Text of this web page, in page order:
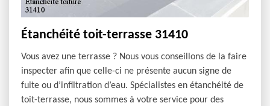
Étanchéité toit-terrasse 31410
Vous avez une terrasse ? Nous vous conseillons de la faire
inspecter afin que celle-ci ne présente aucun signe de
fuite ou d’infiltration d’eau. Spécialistes en étanchéité de
toit-terrasse, nous sommes à votre service pour des